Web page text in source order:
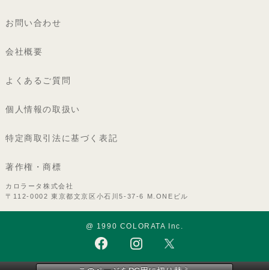
お問い合わせ
会社概要
よくあるご質問
個人情報の取扱い
特定商取引法に基づく表記
著作権・商標
カロラータ株式会社
〒112-0002 東京都文京区小石川5-37-6 M.ONEビル
@ 1990 COLORATA Inc.